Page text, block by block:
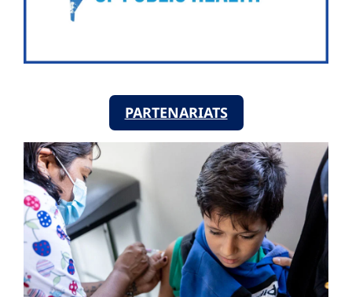
PARTENARIATS